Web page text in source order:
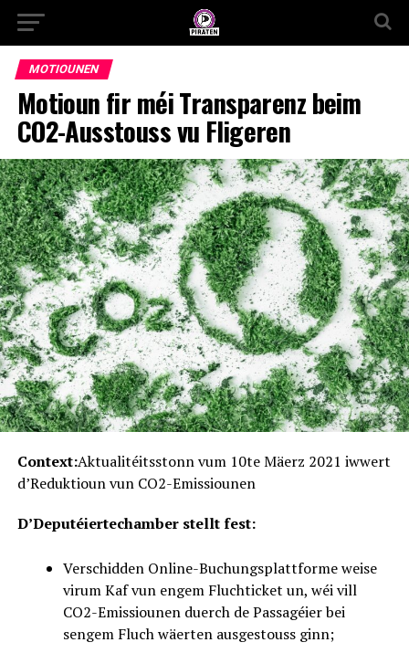
MOTIOUNEN
Motioun fir méi Transparenz beim
CO2-Ausstouss vu Fligeren
Context:Aktualitéitsstonn vum 10te Mäerz 2021 iwwert
d’Reduktioun vun CO2-Emissiounen
D’Deputéiertechamber stellt fest:
Verschidden Online-Buchungsplattforme weise
virum Kaf vun engem Fluchticket un, wéi vill
CO2-Emissiounen duerch de Passagéier bei
sengem Fluch wäerten ausgestouss ginn;